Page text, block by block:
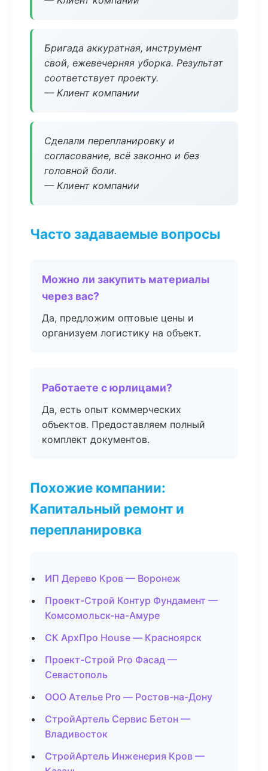
Бригада аккуратная, инструмент
свой, ежевечерняя уборка. Результат
соответствует проекту.
— Клиент компании
Сделали перепланировку и
согласование, всё законно и без
головной боли.
— Клиент компании
Часто задаваемые вопросы
Можно ли закупить материалы
через вас?
Да, предложим оптовые цены и
организуем логистику на объект.
Работаете с юрлицами?
Да, есть опыт коммерческих
объектов. Предоставляем полный
комплект документов.
Похожие компании:
Капитальный ремонт и
перепланировка
ИП Дерево Кров — Воронеж
Проект-Строй Контур Фундамент —
Комсомольск-на-Амуре
СК АрхПро House — Красноярск
Проект-Строй Pro Фасад —
Севастополь
ООО Ателье Pro — Ростов-на-Дону
СтройАртель Сервис Бетон —
Владивосток
СтройАртель Инженерия Кров —